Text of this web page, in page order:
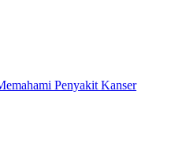
Penyakit Kanser